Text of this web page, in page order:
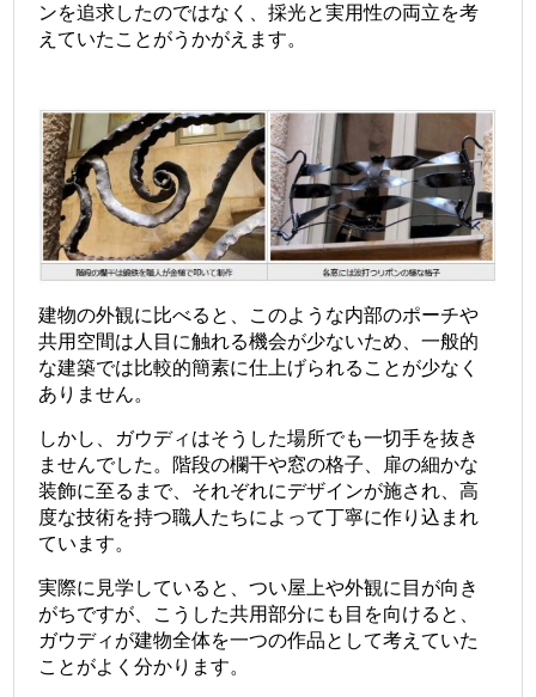
ンを追求したのではなく、採光と実用性の両立を考
えていたことがうかがえます。
建物の外観に比べると、このような内部のポーチや
共用空間は人目に触れる機会が少ないため、一般的
な建築では比較的簡素に仕上げられることが少なく
ありません。
しかし、ガウディはそうした場所でも一切手を抜き
ませんでした。階段の欄干や窓の格子、扉の細かな
装飾に至るまで、それぞれにデザインが施され、高
度な技術を持つ職人たちによって丁寧に作り込まれ
ています。
実際に見学していると、つい屋上や外観に目が向き
がちですが、こうした共用部分にも目を向けると、
ガウディが建物全体を一つの作品として考えていた
ことがよく分かります。